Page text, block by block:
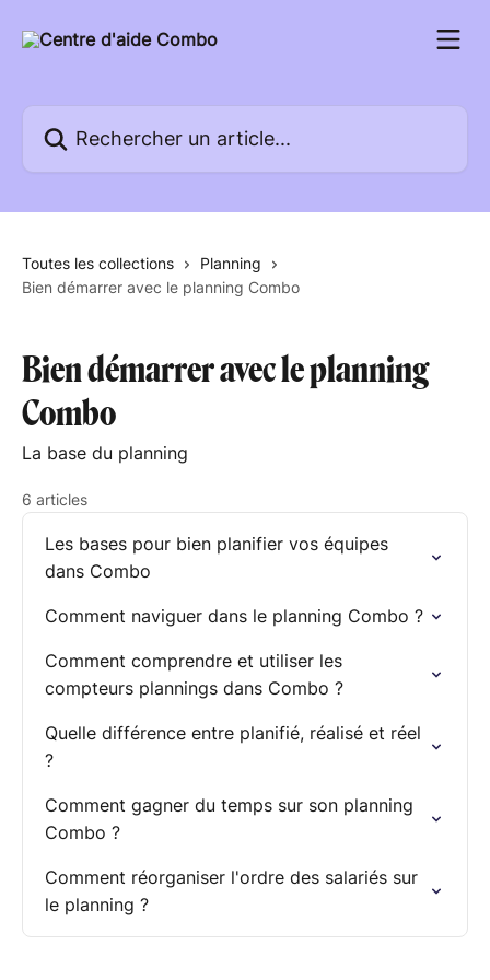
Toutes les collections
Planning
Bien démarrer avec le planning Combo
Bien démarrer avec le planning
Combo
La base du planning
6 articles
Les bases pour bien planifier vos équipes
dans Combo
Comment naviguer dans le planning Combo ?
Comment comprendre et utiliser les
compteurs plannings dans Combo ?
Quelle différence entre planifié, réalisé et réel
?
Comment gagner du temps sur son planning
Combo ?
Comment réorganiser l'ordre des salariés sur
le planning ?